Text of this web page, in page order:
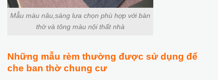
Mẫu màu nâu,sáng lưa chọn phù hợp với bàn
thờ và tông màu nội thất nhà
Những mẫu rèm thường được sử dụng để
che ban thờ chung cư